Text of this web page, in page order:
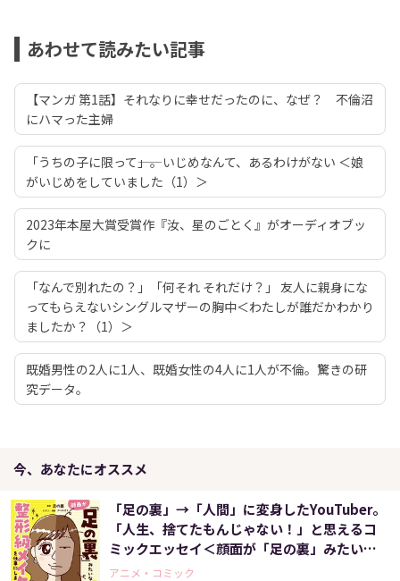
あわせて読みたい記事
【マンガ 第1話】それなりに幸せだったのに、なぜ？ 不倫沼
にハマった主婦
「うちの子に限って――」。いじめなんて、あるわけがない ＜娘
がいじめをしていました（1）＞
2023年本屋大賞受賞作『汝、星のごとく』がオーディオブッ
クに
「なんで別れたの？」「何それ それだけ？」 友人に親身にな
ってもらえないシングルマザーの胸中＜わたしが誰だかわかり
ましたか？（1）＞
既婚男性の2人に1人、既婚女性の4人に1人が不倫。驚きの研
究データ。
今、あなたにオススメ
「足の裏」→「人間」に変身したYouTuber。
「人生、捨てたもんじゃない！」と思えるコ
ミックエッセイ＜顔面が「足の裏」みたいな
ので整形級メイクを仕事にしました＞
アニメ・コミック